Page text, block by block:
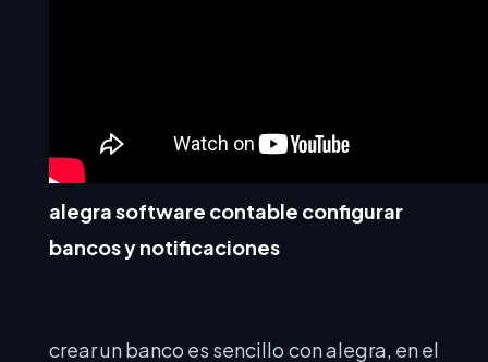
alegra software contable configurar
bancos y notificaciones
crear un banco es sencillo con alegra, en el